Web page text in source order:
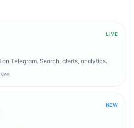
LIVE
Telegram. Search, alerts, analytics.
NEW